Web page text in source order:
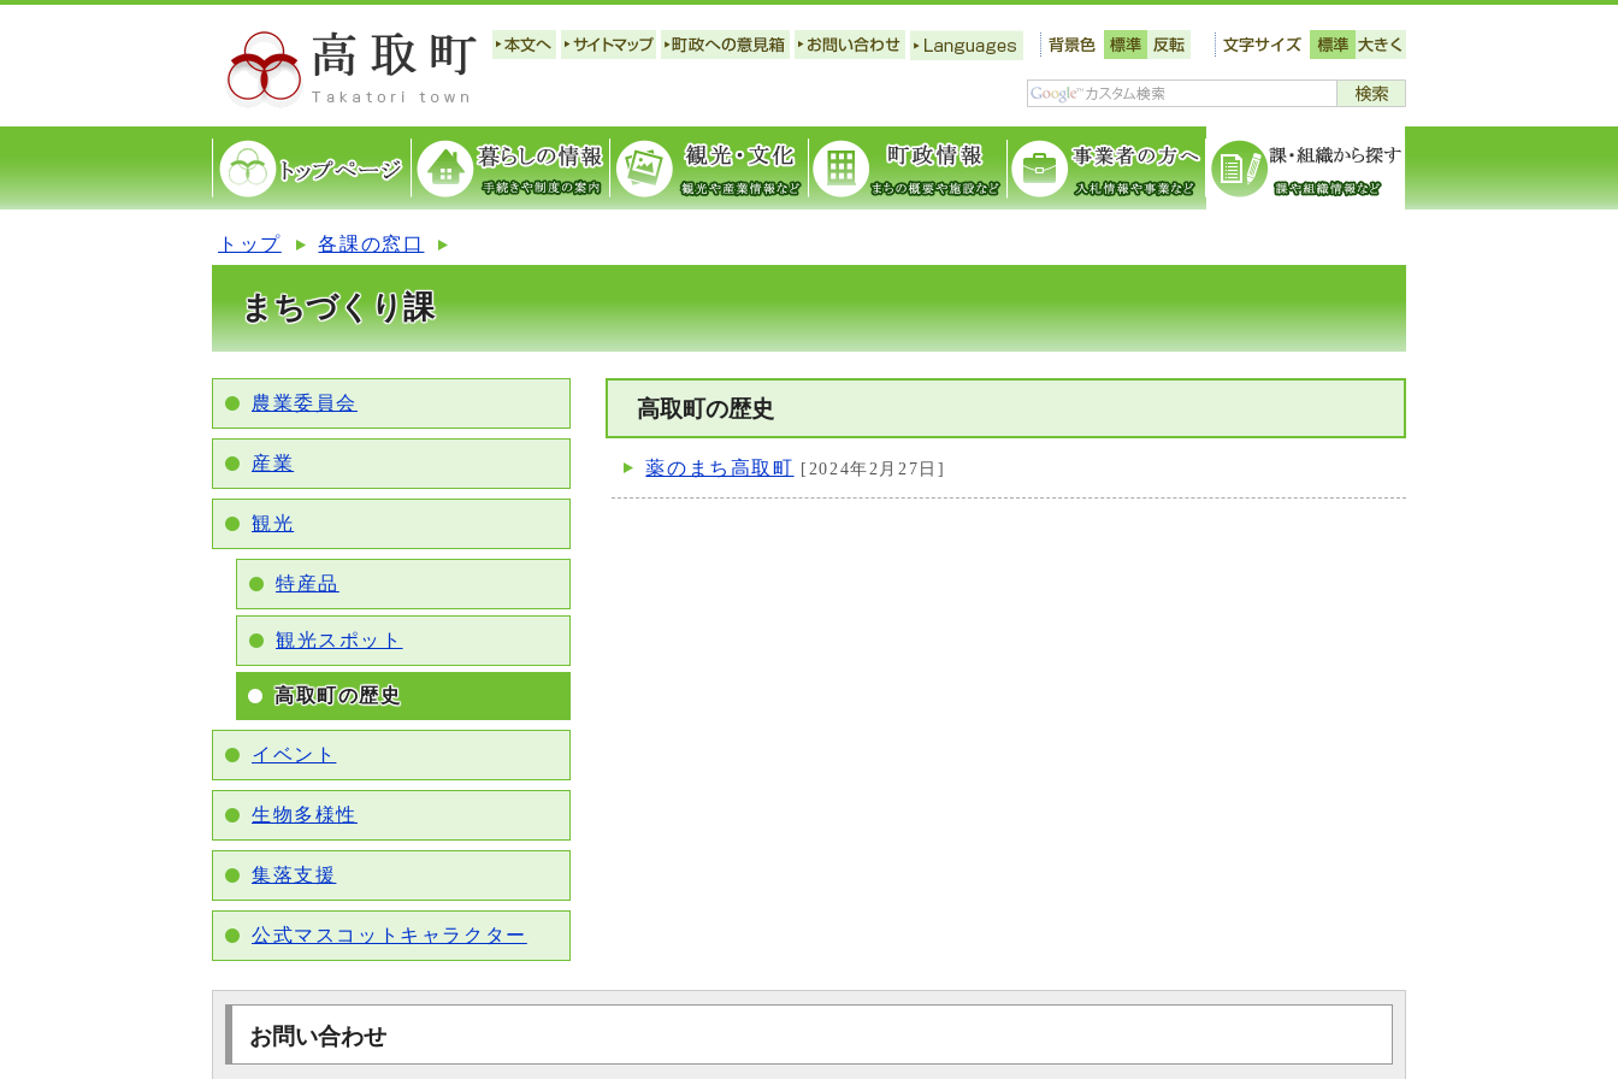
トップ 各課の窓口
まちづくり課
農業委員会
産業
観光
特産品
観光スポット
高取町の歴史
イベント
生物多様性
集落支援
公式マスコットキャラクター
高取町の歴史
薬のまち高取町 [2024年2月27日]
お問い合わせ